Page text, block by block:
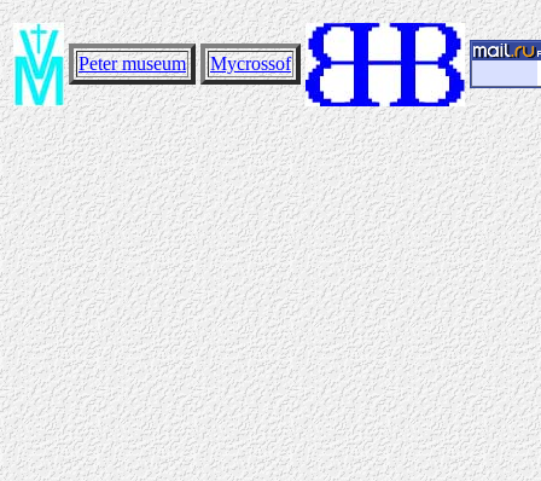
Peter museum Mycrossof